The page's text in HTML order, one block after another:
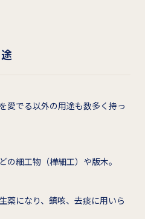
愛でる以外の用途も数多く持っ
の細工物（樺細工）や版木。
薬になり、鎮咳、去痰に用いら